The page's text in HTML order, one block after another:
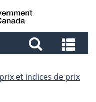
et
et indices de prix